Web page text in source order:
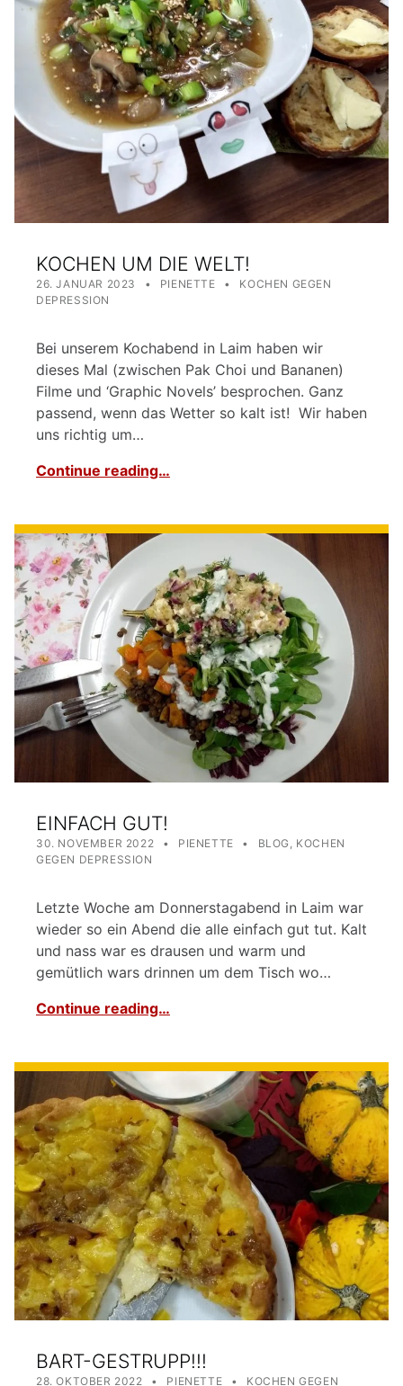
KOCHEN UM DIE WELT!
26. JANUAR 2023 PIENETTE CATEGORIZED IN:
KOCHEN GEGEN
DEPRESSION
Bei unserem Kochabend in Laim haben wir
dieses Mal (zwischen Pak Choi und Bananen)
Filme und ‘Graphic Novels’ besprochen. Ganz
passend, wenn das Wetter so kalt ist! Wir haben
uns richtig um…
Continue reading…
EINFACH GUT!
POSTED ON:
30. NOVEMBER 2022
WRITTEN BY:
PIENETTE CATEGORIZED IN:
BLOG , KOCHEN
GEGEN DEPRESSION
Letzte Woche am Donnerstagabend in Laim war
wieder so ein Abend die alle einfach gut tut. Kalt
und nass war es drausen und warm und
gemütlich wars drinnen um dem Tisch wo…
Continue reading…
BART-GESTRUPP!!!
POSTED ON:
28. OKTOBER 2022
WRITTEN BY:
PIENETTE CATEGORIZED IN:
KOCHEN GEGEN